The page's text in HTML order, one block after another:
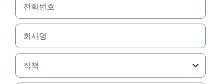
Thriving in today’s landscape takes more than
growth—it takes adaptability. Start with an
AI-ready platform built to help your business
work smarter, lead with confidence, and
outpace change.
전화번호
회사명
직책